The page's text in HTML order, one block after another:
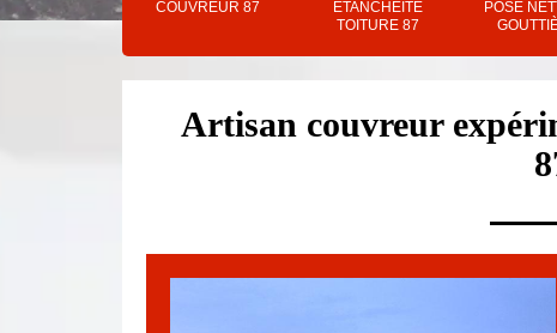
COUVREUR 87
ETANCHÉITÉ
TOITURE 87
POSE
Artisan couvreur